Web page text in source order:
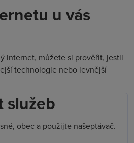
u vás
internet, můžete si prověřit, jestli
technologie nebo levnější
služeb
obec a použijte našeptávač.